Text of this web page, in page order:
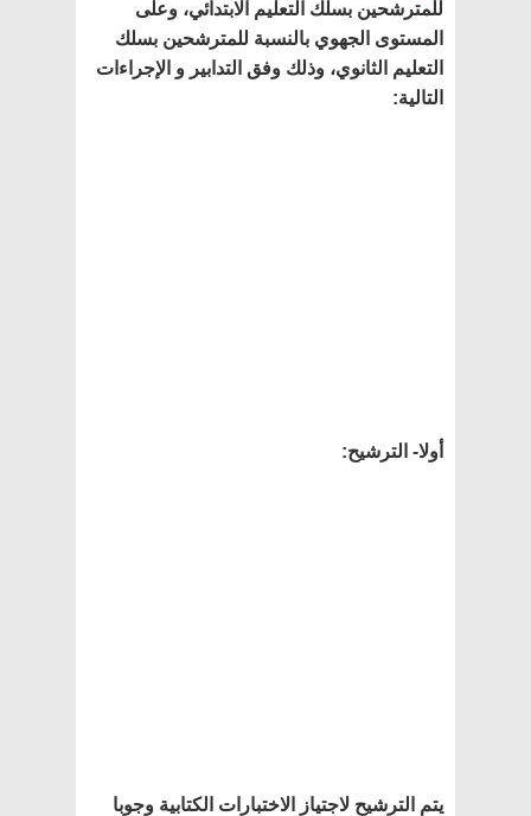
للمترشحين بسلك التعليم الابتدائي، وعلى
المستوى الجهوي بالنسبة للمترشحين بسلك
التعليم الثانوي، وذلك وفق التدابير و الإجراءات
التالية:
أولا- الترشيح:
يتم الترشيح لاجتياز الاختبارات الكتابية وجوبا